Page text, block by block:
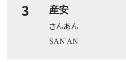
3 産安
さんあん
SAN'AN